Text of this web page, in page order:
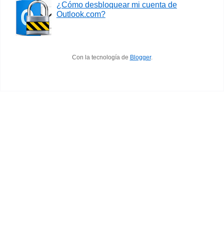
¿Cómo desbloquear mi cuenta de
Outlook.com?
Con la tecnología de Blogger.